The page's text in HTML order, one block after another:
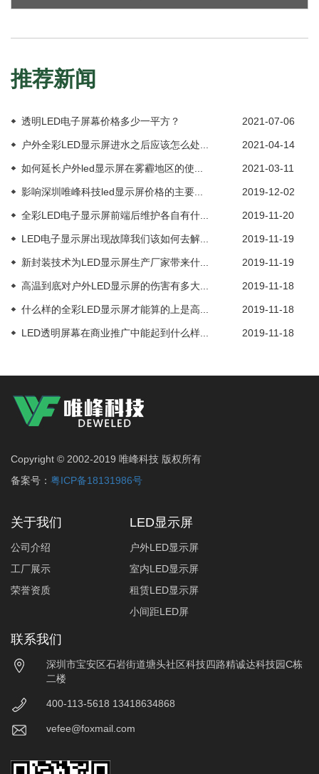
推荐新闻
透明LED电子屏幕价格多少一平方？ 2021-07-06
户外全彩LED显示屏进水之后应该怎么处... 2021-04-14
如何延长户外led显示屏在雾霾地区的使... 2021-03-11
影响深圳唯峰科技led显示屏价格的主要... 2019-12-02
全彩LED电子显示屏前端后维护各自有什... 2019-11-20
LED电子显示屏出现故障我们该如何去解... 2019-11-19
新封装技术为LED显示屏生产厂家带来什... 2019-11-19
高温到底对户外LED显示屏的伤害有多大... 2019-11-18
什么样的全彩LED显示屏才能算的上是高... 2019-11-18
LED透明屏幕在商业推广中能起到什么样... 2019-11-18
Copyright © 2002-2019 唯峰科技 版权所有
备案号： 粤ICP备18131986号
关于我们
公司介绍
工厂展示
荣誉资质
LED显示屏
户外LED显示屏
室内LED显示屏
租赁LED显示屏
小间距LED屏
联系我们
深圳市宝安区石岩街道塘头社区科技四路精诚达科技园C栋
二楼
400-113-5618 13418634868
vefee@foxmail.com